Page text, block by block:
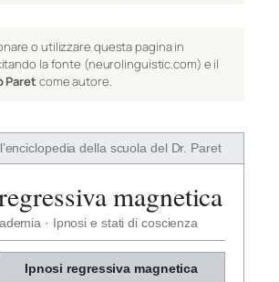
o utilizzare questa pagina in
la fonte (neurolinguistic.com) e il
Paret come autore.
della scuola del Dr. Paret
magnetica
· Ipnosi e stati di coscienza
Ipnosi regressiva magnetica